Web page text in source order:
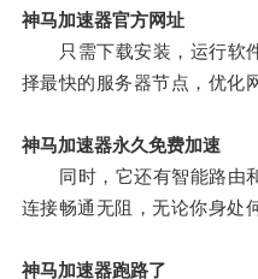
神马加速器官方网址
只需下载安装，运行软
择最快的服务器节点，优化
神马加速器永久免费加速
同时，它还有智能路由和
连接畅通无阻，无论你身处
神马加速器跑路了